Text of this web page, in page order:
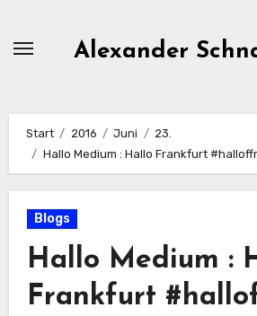
Alexander
Start 2016 Juni
23.
Hallo Medium : Hallo Frankfurt
Blogs
Hallo Medium :
Frankfurt